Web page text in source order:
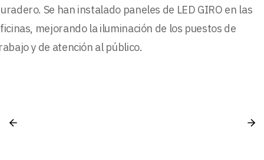
Se han instalado paneles de LED GIRO en las
mejorando la iluminación de los puestos de
y de atención al público.